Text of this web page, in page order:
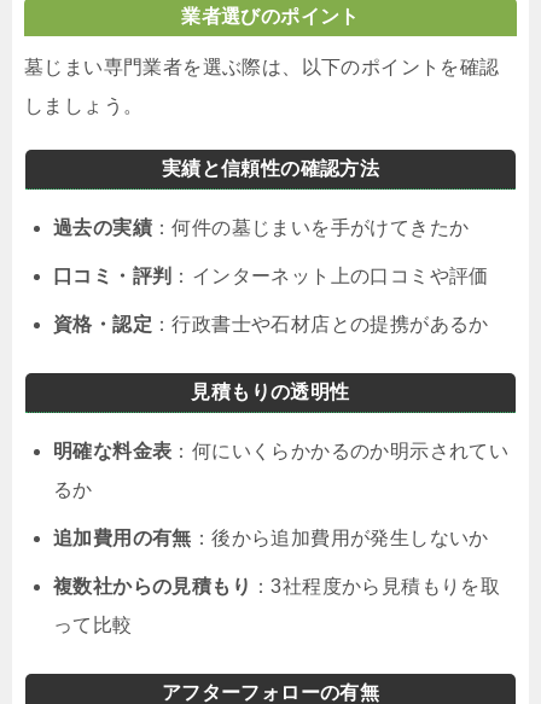
業者選びのポイント
墓じまい専門業者を選ぶ際は、以下のポイントを確認
しましょう。
実績と信頼性の確認方法
過去の実績 ：何件の墓じまいを手がけてきたか
口コミ・評判 ：インターネット上の口コミや評価
資格・認定 ：行政書士や石材店との提携があるか
見積もりの透明性
明確な料金表 ：何にいくらかかるのか明示されてい
るか
追加費用の有無 ：後から追加費用が発生しないか
複数社からの見積もり ：3社程度から見積もりを取
って比較
アフターフォローの有無